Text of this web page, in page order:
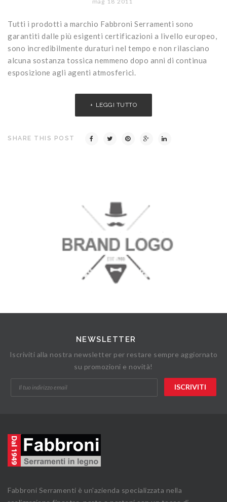
Tutti i prodotti a marchio Fabbroni Serramenti sono
garantiti dalle più esigenti certificazioni a livello europeo,
sono incredibilmente duraturi nel tempo e non rilasciano
alcuna sostanza tossica nemmeno dopo anni di continua
esposizione agli agenti atmosferici.
LEGGI TUTTO
SHARE THIS POST
NEWSLETTER
Iscriviti alla nostra newsletter per restare sempre aggiornato
su promozioni e novità!
Fabbroni Serramenti è un'azienda specializzata nella